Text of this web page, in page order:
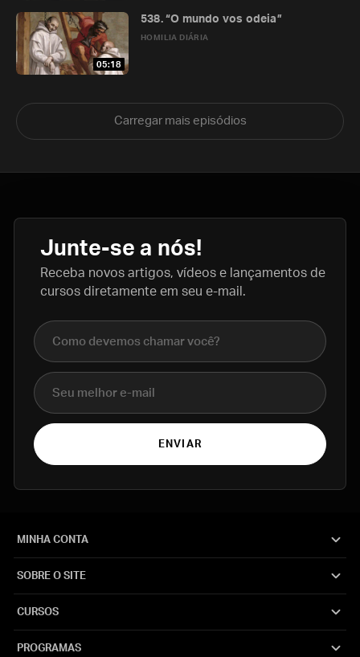
05:18
HOMILIA DIÁRIA
538. “O mundo vos odeia”
Carregar mais episódios
Junte-se a nós!
Receba novos artigos, vídeos e lançamentos de
cursos diretamente em seu e-mail.
Nome completo
E-mail
ENVIAR
MINHA CONTA
SOBRE O SITE
CURSOS
PROGRAMAS